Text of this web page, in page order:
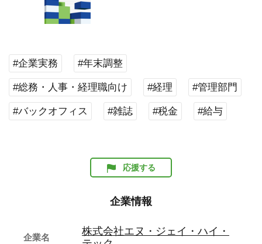
#企業実務 #年末調整
#総務・人事・経理職向け #経理 #管理部門
#バックオフィス #雑誌 #税金 #給与
応援する
企業情報
企業名
株式会社エヌ・ジェイ・ハイ・